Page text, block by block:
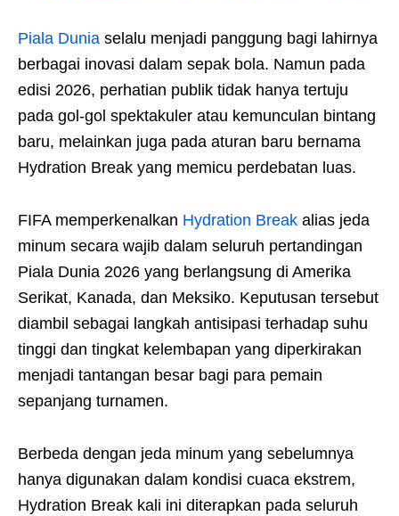
Piala Dunia selalu menjadi panggung bagi lahirnya
berbagai inovasi dalam sepak bola. Namun pada
edisi 2026, perhatian publik tidak hanya tertuju
pada gol-gol spektakuler atau kemunculan bintang
baru, melainkan juga pada aturan baru bernama
Hydration Break yang memicu perdebatan luas.
FIFA memperkenalkan Hydration Break alias jeda
minum secara wajib dalam seluruh pertandingan
Piala Dunia 2026 yang berlangsung di Amerika
Serikat, Kanada, dan Meksiko. Keputusan tersebut
diambil sebagai langkah antisipasi terhadap suhu
tinggi dan tingkat kelembapan yang diperkirakan
menjadi tantangan besar bagi para pemain
sepanjang turnamen.
Berbeda dengan jeda minum yang sebelumnya
hanya digunakan dalam kondisi cuaca ekstrem,
Hydration Break kali ini diterapkan pada seluruh